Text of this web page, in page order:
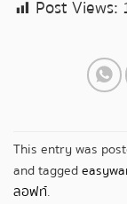
Post Views:
This entry was
and tagged
ลอฟท์.